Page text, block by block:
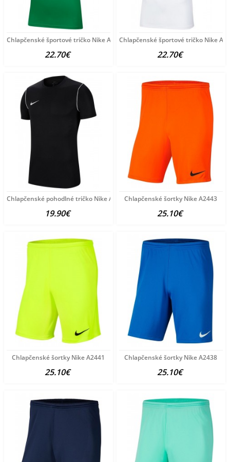
Chlapčenské športové tričko Nike A3241
22.70€
Chlapčenské športové tričko Nike
22.70€
Chlapčenské pohodlné tričko Nike A3239
19.90€
Chlapčenské šortky Nike A2443
25.10€
Chlapčenské šortky Nike A2441
25.10€
Chlapčenské šortky Nike A2438
25.10€